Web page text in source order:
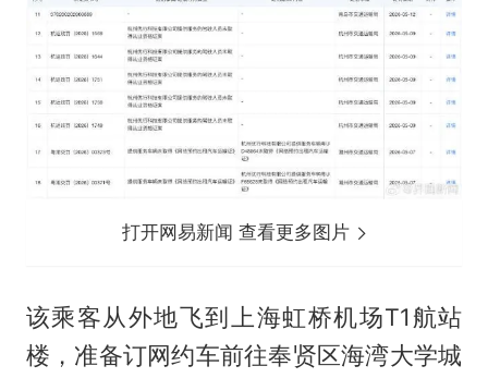
打开网易新闻 查看更多图片
该乘客从外地飞到上海虹桥机场T1航站
楼，准备订网约车前往奉贤区海湾大学城